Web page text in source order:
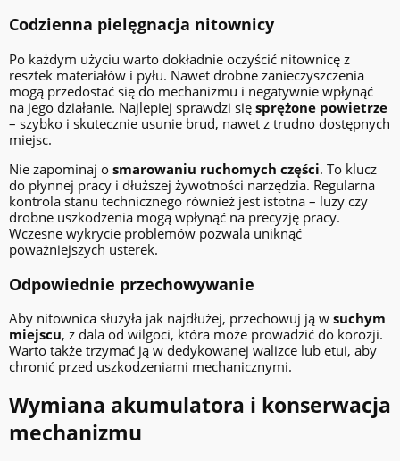
Codzienna pielęgnacja nitownicy
Po każdym użyciu warto dokładnie oczyścić nitownicę z
resztek materiałów i pyłu. Nawet drobne zanieczyszczenia
mogą przedostać się do mechanizmu i negatywnie wpłynąć
na jego działanie. Najlepiej sprawdzi się sprężone powietrze
– szybko i skutecznie usunie brud, nawet z trudno dostępnych
miejsc.
Nie zapominaj o smarowaniu ruchomych części. To klucz
do płynnej pracy i dłuższej żywotności narzędzia. Regularna
kontrola stanu technicznego również jest istotna – luzy czy
drobne uszkodzenia mogą wpłynąć na precyzję pracy.
Wczesne wykrycie problemów pozwala uniknąć
poważniejszych usterek.
Odpowiednie przechowywanie
Aby nitownica służyła jak najdłużej, przechowuj ją w suchym
miejscu, z dala od wilgoci, która może prowadzić do korozji.
Warto także trzymać ją w dedykowanej walizce lub etui, aby
chronić przed uszkodzeniami mechanicznymi.
Wymiana akumulatora i konserwacja
mechanizmu